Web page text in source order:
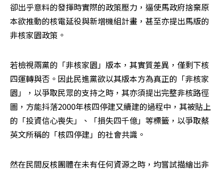
卻出乎意料的發揮時實際的政策壓力，逼使馬政府捨棄原
本欲推動的核電延役與新增機組計畫，甚至亦提出馬版的
非核家園政策。
若檢視兩黨的「非核家園」版本，其實質差異，僅剩下核
四運轉與否。因此民進黨欲以其版本方為真正的「非核家
園」，以爭取民眾的支持之時，其亦須提出完整非核路徑
圖，方能抖落2000年核四停建又續建的過程中，其被貼上
的「投資信心喪失」、「損失四千億」等標籤，以爭取蔡
英文所稱的「核四停建」的社會共識。
然在民間反核團體在未有任何資源之時，均嘗試描繪出非